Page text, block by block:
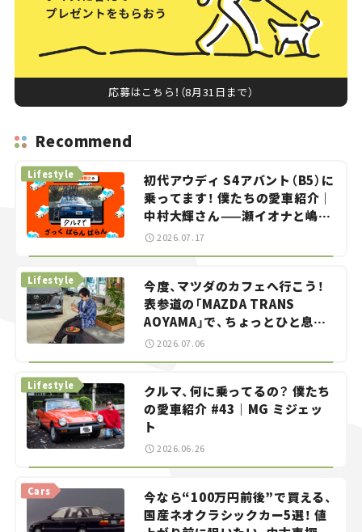
応募はこちら！（8月31日まで）
Recommend
初代アウディ S4アバント（B5）に
乗ってます！ 僕たちの愛車紹介｜
中村大輝さん——瀬イオナと嶋田
智之の「クルマでざっくばらんば
らん！」＃20
Lifestyle
2026.07.17
今度、マツダのカフェへ行こう！
表参道の「MAZDA TRANS
AOYAMA」で、ちょっとひと息。
——連載｜CCGとクルマでどうす
Lifestyle
2026.07.06
クルマ、何に乗ってるの？ 僕たち
の愛車紹介 #43｜MG ミジェッ
ト
Lifestyle
2026.06.26
今なら“100万円前後”で買える、
国産ネオクラシックカー5選！ 値
Cars